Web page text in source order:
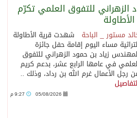
الزهراني للتفوق العلمي تكرّم
مستور _ الباحة شهدت قرية الأطاولة
مساء اليوم إقامة حفل جائزة
زياد بن حمود الزهراني للتفوق
في عامها الرابع عشر، بدعم كريم
رجل الأعمال غرم الله بن رداد، وذلك ..
05/08/2026